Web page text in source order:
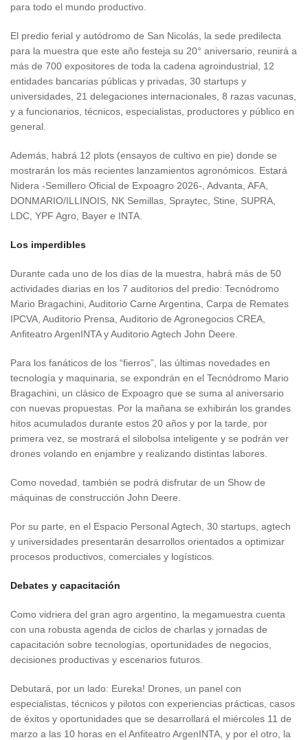
para todo el mundo productivo.
El predio ferial y autódromo de San Nicolás, la sede predilecta
para la muestra que este año festeja su 20° aniversario, reunirá a
más de 700 expositores de toda la cadena agroindustrial, 12
entidades bancarias públicas y privadas, 30 startups y
universidades, 21 delegaciones internacionales, 8 razas vacunas,
y a funcionarios, técnicos, especialistas, productores y público en
general.
Además, habrá 12 plots (ensayos de cultivo en pie) donde se
mostrarán los más recientes lanzamientos agronómicos. Estará
Nidera -Semillero Oficial de Expoagro 2026-, Advanta, AFA,
DONMARIO/ILLINOIS, NK Semillas, Spraytec, Stine, SUPRA,
LDC, YPF Agro, Bayer e INTA.
Los imperdibles
Durante cada uno de los días de la muestra, habrá más de 50
actividades diarias en los 7 auditorios del predio: Tecnódromo
Mario Bragachini, Auditorio Carne Argentina, Carpa de Remates
IPCVA, Auditorio Prensa, Auditorio de Agronegocios CREA,
Anfiteatro ArgenINTA y Auditorio Agtech John Deere.
Para los fanáticos de los “fierros”, las últimas novedades en
tecnología y maquinaria, se expondrán en el Tecnódromo Mario
Bragachini, un clásico de Expoagro que se suma al aniversario
con nuevas propuestas. Por la mañana se exhibirán los grandes
hitos acumulados durante estos 20 años y por la tarde, por
primera vez, se mostrará el silobolsa inteligente y se podrán ver
drones volando en enjambre y realizando distintas labores.
Como novedad, también se podrá disfrutar de un Show de
máquinas de construcción John Deere.
Por su parte, en el Espacio Personal Agtech, 30 startups, agtech
y universidades presentarán desarrollos orientados a optimizar
procesos productivos, comerciales y logísticos.
Debates y capacitación
Como vidriera del gran agro argentino, la megamuestra cuenta
con una robusta agenda de ciclos de charlas y jornadas de
capacitación sobre tecnologías, oportunidades de negocios,
decisiones productivas y escenarios futuros.
Debutará, por un lado: Eureka! Drones, un panel con
especialistas, técnicos y pilotos con experiencias prácticas, casos
de éxitos y oportunidades que se desarrollará el miércoles 11 de
marzo a las 10 horas en el Anfiteatro ArgenINTA, y por el otro, la